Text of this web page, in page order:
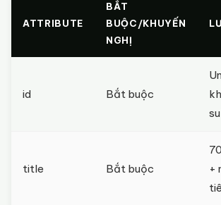
ATTRIBUTE
BẮT
BUỘC/KHUYẾN
NGHỊ
id Bắt buộc
title Bắt buộc
+